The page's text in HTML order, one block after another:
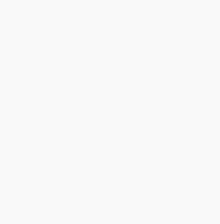
første gang ble utgitt. Det kan